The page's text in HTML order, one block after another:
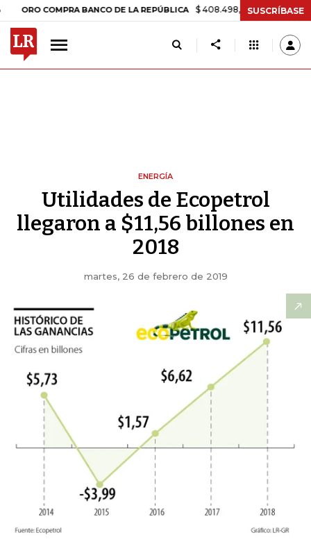
COMPRA BANCO DE LA REPÚBLICA $ 408.498,97 +$ 8.753,81 +2,19%
SUSCRÍBASE
ENERGÍA
Utilidades de Ecopetrol
llegaron a $11,56 billones en
2018
martes, 26 de febrero de 2019